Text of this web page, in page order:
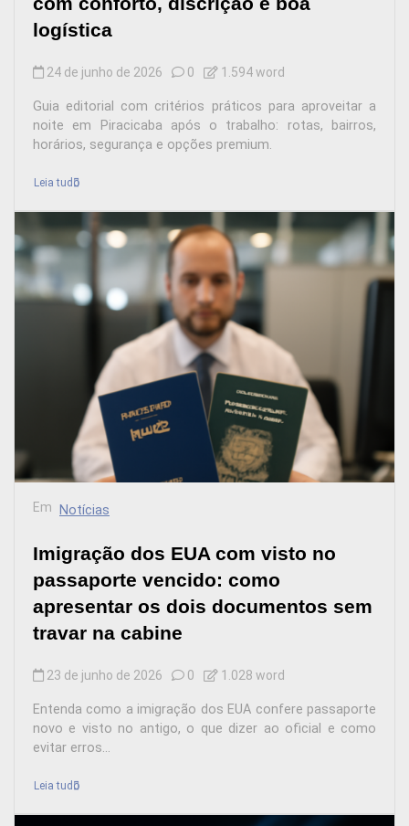
logística
24 de junho de 2026 0 1.594 word
Guia editorial com critérios práticos para aproveitar a
noite em Piracicaba após o trabalho: rotas, bairros,
horários, segurança e opções premium.
Leia tudo
Em Notícias
Imigração dos EUA com visto no
passaporte vencido: como
apresentar os dois documentos sem
travar na cabine
23 de junho de 2026 0 1.028 word
Entenda como a imigração dos EUA confere passaporte
novo e visto no antigo, o que dizer ao oficial e como
evitar erros...
Leia tudo